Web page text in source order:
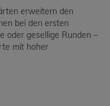
erweitern den
bei den ersten
oder gesellige Runden –
mit hoher